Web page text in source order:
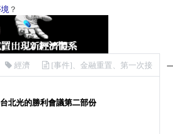
？
經濟 [事件]、金融重置、第一次接
北光的勝利會議第二部份